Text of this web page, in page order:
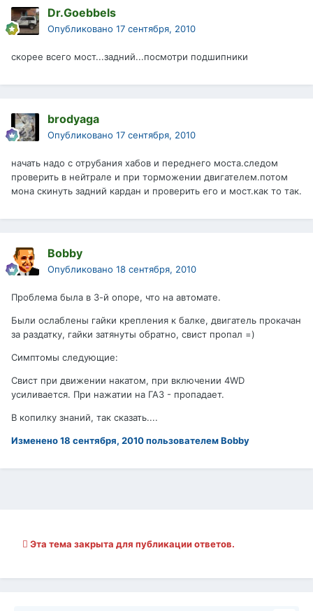
Dr.Goebbels
Опубликовано 17 сентября, 2010
скорее всего мост...задний...посмотри подшипники
brodyaga
Опубликовано 17 сентября, 2010
начать надо с отрубания хабов и переднего моста.следом
проверить в нейтрале и при торможении двигателем.потом
мона скинуть задний кардан и проверить его и мост.как то так.
Bobby
Опубликовано 18 сентября, 2010
Проблема была в 3-й опоре, что на автомате.
Были ослаблены гайки крепления к балке, двигатель прокачан
за раздатку, гайки затянуты обратно, свист пропал =)
Симптомы следующие:
Свист при движении накатом, при включении 4WD
усиливается. При нажатии на ГАЗ - пропадает.
В копилку знаний, так сказать....
Изменено18 сентября, 2010пользователем Bobby
Эта тема закрыта для публикации ответов.